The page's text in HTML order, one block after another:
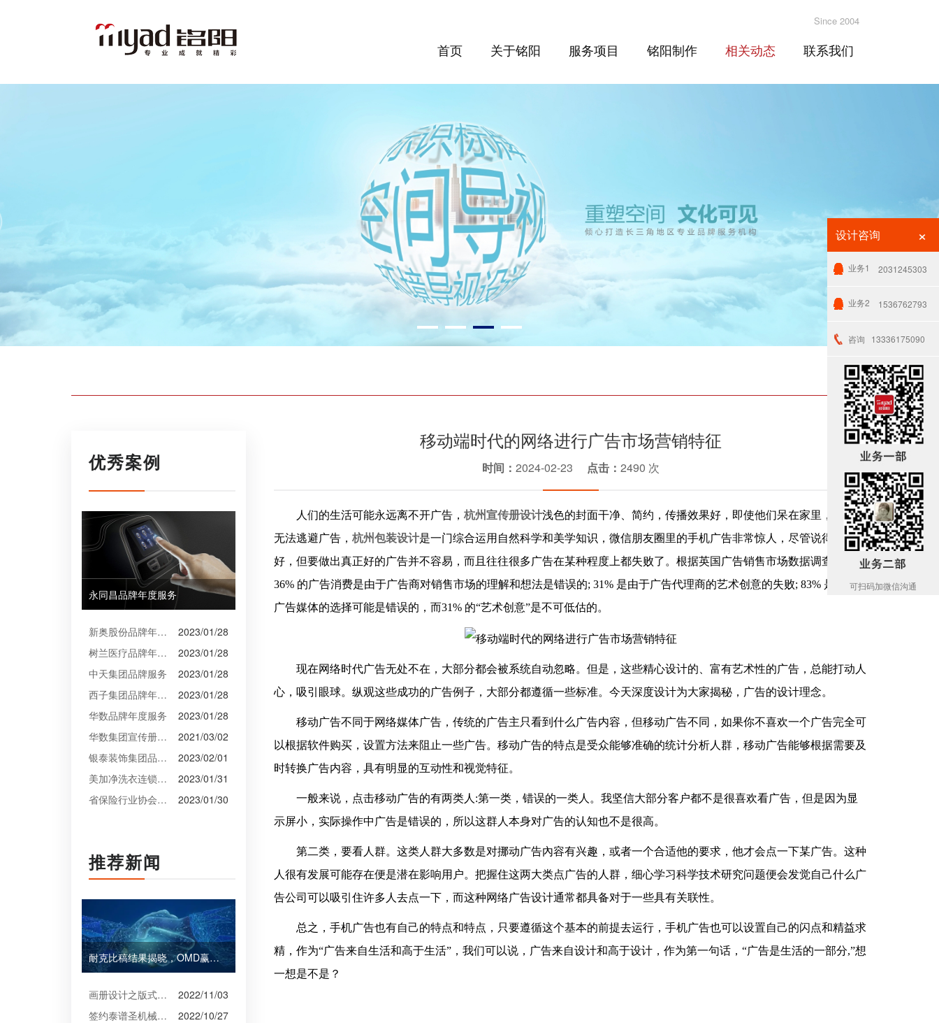
Since 2004
首页 关于铭阳 服务项目 铭阳制作 相关动态 联系我们
移动端时代的网络进行广告市场营销特征
时间： 2024-02-23 点击： 2490 次
人们的生活可能永远离不开广告， 杭州宣传册设计浅色的封面干净、简约，传播效果好，即使他们呆在家里，他们也
无法逃避广告， 杭州包装设计是一门综合运用自然科学和美学知识，微信朋友圈里的手机广告非常惊人，尽管说得比唱得
好，但要做出真正好的广告并不容易，而且往往很多广告在某种程度上都失败了。根据英国广告销售市场数据调查报告:
36% 的广告消费是由于广告商对销售市场的理解和想法是错误的; 31% 是由于广告代理商的艺术创意的失败; 83% 是由于
广告媒体的选择可能是错误的，而31% 的“艺术创意”是不可低估的。
现在网络时代广告无处不在，大部分都会被系统自动忽略。但是，这些精心设计的、富有艺术性的广告，总能打动人
心，吸引眼球。纵观这些成功的广告例子，大部分都遵循一些标准。今天深度设计为大家揭秘，广告的设计理念。
移动广告不同于网络媒体广告，传统的广告主只看到什么广告内容，但移动广告不同，如果你不喜欢一个广告完全可
以根据软件购买，设置方法来阻止一些广告。移动广告的特点是受众能够准确的统计分析人群，移动广告能够根据需要及
时转换广告内容，具有明显的互动性和视觉特征。
一般来说，点击移动广告的有两类人:第一类，错误的一类人。我坚信大部分客户都不是很喜欢看广告，但是因为显
示屏小，实际操作中广告是错误的，所以这群人本身对广告的认知也不是很高。
第二类，要看人群。这类人群大多数是对挪动广告內容有兴趣，或者一个合适他的要求，他才会点一下某广告。这种
人很有发展可能存在便是潜在影响用户。把握住这两大类点广告的人群，细心学习科学技术研究问题便会发觉自己什么广
告公司可以吸引住许多人去点一下，而这种网络广告设计通常都具备对于一些具有关联性。
总之，手机广告也有自己的特点和特点，只要遵循这个基本的前提去运行，手机广告也可以设置自己的闪点和精益求
精，作为“广告来自生活和高于生活”，我们可以说，广告来自设计和高于设计，作为第一句话，“广告是生活的一部分,”想
一想是不是？
优秀案例
永同昌品牌年度服务
2023/01/28
新奥股份品牌年度服务
2023/01/28
树兰医疗品牌年度服务
2023/01/28
中天集团品牌服务
2023/01/28
西子集团品牌年度服务
2023/01/28
华数品牌年度服务
2021/03/02
华数集团宣传册设计
2023/02/01
银泰装饰集团品牌升级设计
2023/01/31
美加净洗衣连锁VI设计
2023/01/30
省保险行业协会VI设计
推荐新闻
耐克比稿结果揭晓，OMD赢得Burberry全球媒介业务（转自广告狂人日报）
2022/11/03
画册设计之版式设计
2022/10/27
签约泰谱圣机械产品摄影、宣传册设计
设计咨询 ×
业务1 2031245303
业务2 1536762793
咨询 13336175090
可扫码加微信沟通